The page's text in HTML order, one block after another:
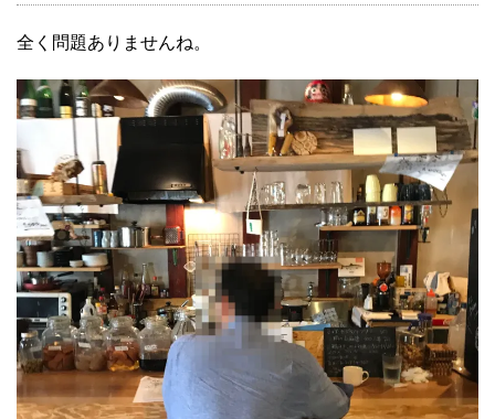
全く問題ありませんね。